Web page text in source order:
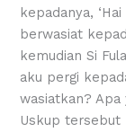
kepadanya,
berwasiat
kemudian Si
aku pergi
wasiatkan? Apa
Uskup tersebut